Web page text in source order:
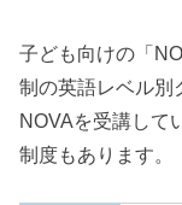
子ども向けの「
制の英語レベル別
NOVAを受講して
制度もあります。